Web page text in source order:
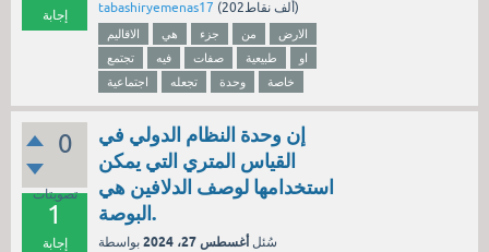
إجابة
tabashiryemenas17 ( 202ألف نقاط)
الاقاليم هي جزء من
الارض
تجتمع
فيه صفات طبيعية
او
اجتماعية
تجعله وحدة خاصة
0
تصويتات
1
إجابة
إن وحدة النظام الدولي في
القياس المتري التي يمكن
استخدامها لوصف الدلافين هي
البوصة.
سُئل أغسطس 27، 2024
بواسطة